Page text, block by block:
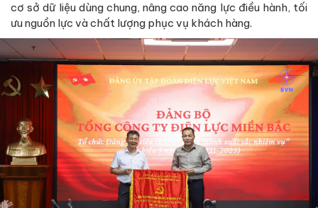
cơ sở dữ liệu dùng chung, nâng cao năng lực điều hành, tối
ưu nguồn lực và chất lượng phục vụ khách hàng.